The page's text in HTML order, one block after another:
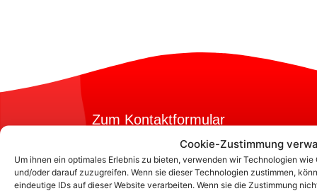
Cookie-Zustimmung
Um ihnen ein optimales Erlebnis zu bieten, verwenden wir Technologien
und/oder darauf zuzugreifen. Wenn sie dieser Technologien zustimmen,
eindeutige IDs auf dieser Website verarbeiten. Wenn sie die Zustimmung
Zum Kontaktformular
Kontakt